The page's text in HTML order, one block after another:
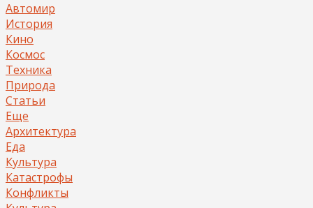
Автомир
История
Кино
Космос
Техника
Природа
Статьи
Еще
Архитектура
Еда
Культура
Катастрофы
Конфликты